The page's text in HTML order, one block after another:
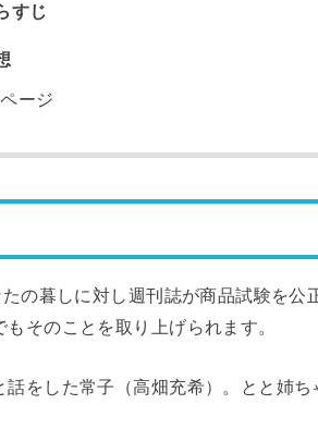
すじ
ージ
の暮しに対し週刊誌が商品試験を公
そのことを取り上げられます。
をした常子（高畑充希）。とと姉